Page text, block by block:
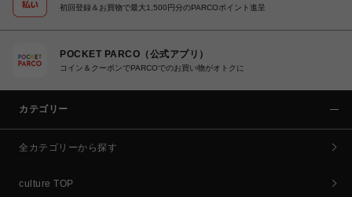
初回登録＆お買物で最大1,500円分のPARCOポイント進呈
POCKET PARCO（公式アプリ）
コイン＆クーポンでPARCOでのお買い物がオトクに
カテゴリー
全カテゴリーから探す
culture TOP